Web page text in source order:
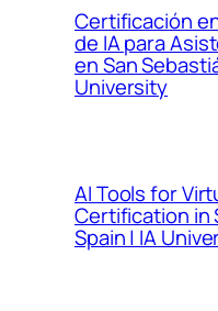
Certificación
de IA para
en San
University
AI Tools for
Certification in
Spain | IA